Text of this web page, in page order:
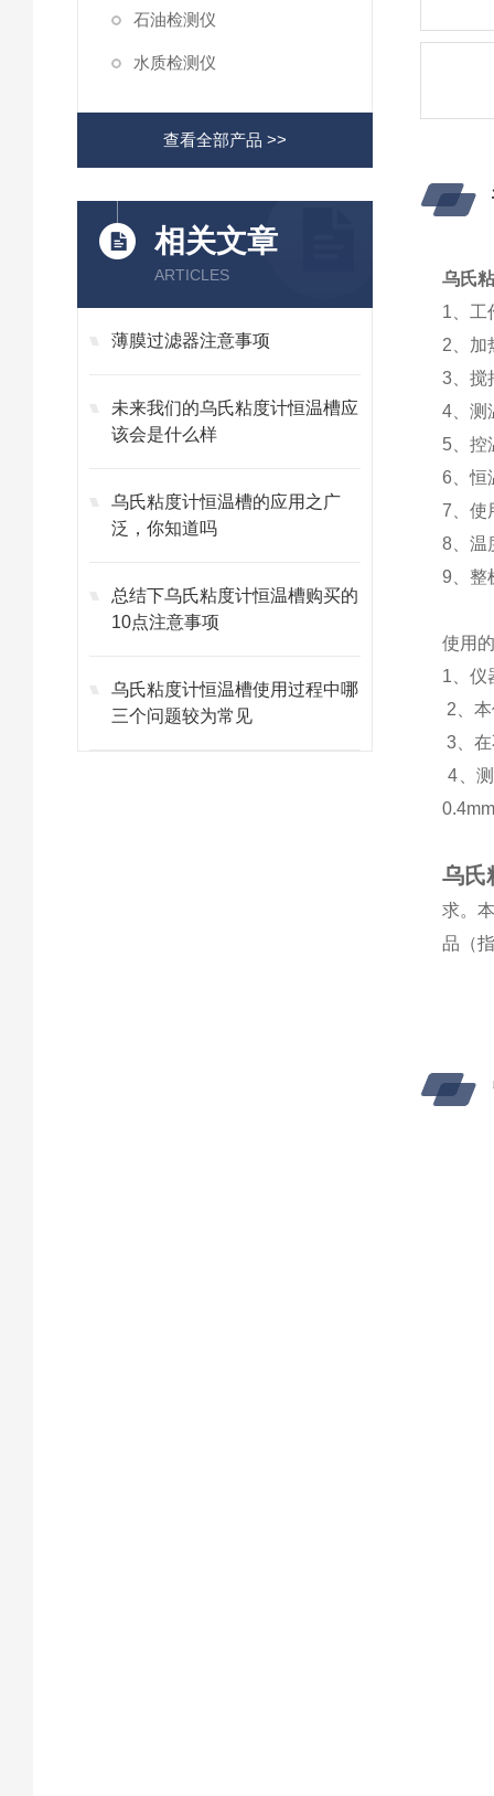
石油检测仪
水质检测仪
查看全部产品 >>
相关文章
ARTICLES
薄膜过滤器注意事项
未来我们的乌氏粘度计恒温槽应
该会是什么样
乌氏粘度计恒温槽的应用之广
泛，你知道吗
总结下乌氏粘度计恒温槽购买的
10点注意事项
乌氏粘度计恒温槽使用过程中哪
三个问题较为常见
乌氏
1、
2、
3、
4、
5、
6、
7、
8、温
9、
使用
1、仪
2、
3、
4、
乌氏
求。
品（